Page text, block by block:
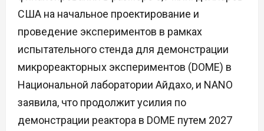
США на начальное проектирование и
проведение экспериментов в рамках
испытательного стенда для демонстрации
микрореакторных экспериментов (DOME) в
Национальной лаборатории Айдахо, и NANO
заявила, что продолжит усилия по
демонстрации реактора в DOME путем 2027